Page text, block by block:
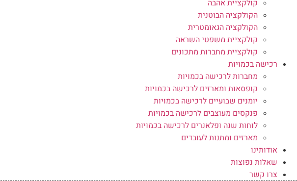
קולקציית אהבה
הקולקציה הבוטנית
הקולקציה הגאומטרית
קולקציית משפטי השראה
קולקציית מחברות מתכונים
רכישה בכמויות
מחברות לרכישה בכמויות
קופסאות ומארזים לרכישה בכמויות
יומנים שבועיים לרכישה בכמויות
פנקסים מעוצבים לרכישה בכמויות
לוחות שנה ופלאנרים לרכישה בכמויות
מארזים ומתנות לעובדים
אודותינו
שאלות נפוצות
צרו קשר